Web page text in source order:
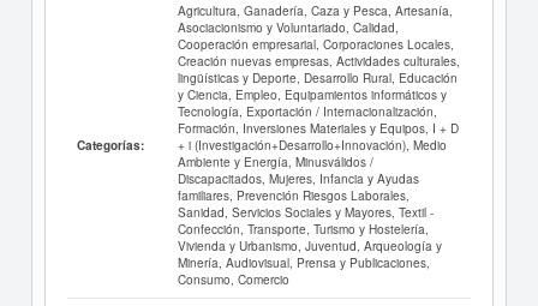
Categorías:
Agricultura, Ganadería, Caza y Pesca, Artesanía,
Asociacionismo y Voluntariado, Calidad,
Cooperación empresarial, Corporaciones Locales,
Creación nuevas empresas, Actividades culturales,
lingüísticas y Deporte, Desarrollo Rural, Educación
y Ciencia, Empleo, Equipamientos informáticos y
Tecnología, Exportación / Internacionalización,
Formación, Inversiones Materiales y Equipos, I + D
+ i (Investigación+Desarrollo+Innovación), Medio
Ambiente y Energía, Minusválidos /
Discapacitados, Mujeres, Infancia y Ayudas
familiares, Prevención Riesgos Laborales,
Sanidad, Servicios Sociales y Mayores, Textil -
Confección, Transporte, Turismo y Hostelería,
Vivienda y Urbanismo, Juventud, Arqueología y
Minería, Audiovisual, Prensa y Publicaciones,
Consumo, Comercio